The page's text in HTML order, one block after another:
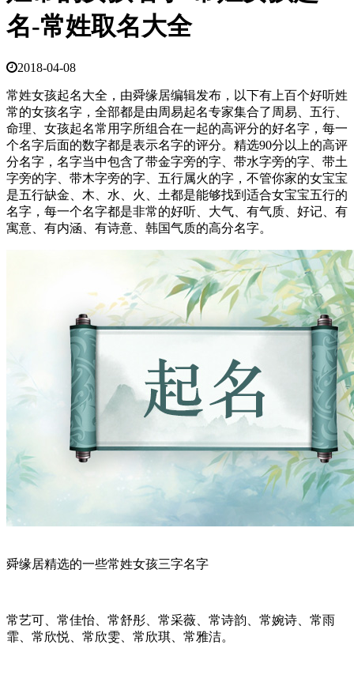
名-常姓取名大全
2018-04-08
常姓女孩起名大全，由舜缘居编辑发布，以下有上百个好听姓
常的女孩名字，全部都是由周易起名专家集合了周易、五行、
命理、女孩起名常用字所组合在一起的高评分的好名字，每一
个名字后面的数字都是表示名字的评分。精选90分以上的高评
分名字，名字当中包含了带金字旁的字、带水字旁的字、带土
字旁的字、带木字旁的字、五行属火的字，不管你家的女宝宝
是五行缺金、木、水、火、土都是能够找到适合女宝宝五行的
名字，每一个名字都是非常的好听、大气、有气质、好记、有
寓意、有内涵、有诗意、韩国气质的高分名字。
舜缘居精选的一些常姓女孩三字名字
常艺可、常佳怡、常舒彤、常采薇、常诗韵、常婉诗、常雨
霏、常欣悦、常欣雯、常欣琪、常雅洁。